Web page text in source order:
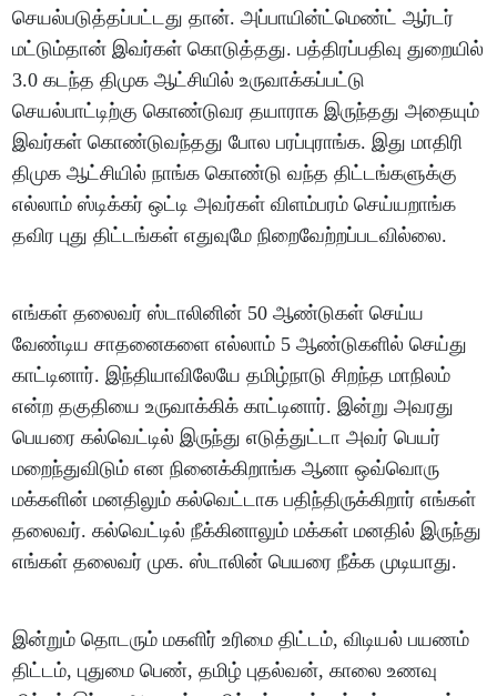
செயல்படுத்தப்பட்டது தான். அப்பாயின்ட்மெண்ட் ஆர்டர்
மட்டும்தான் இவர்கள் கொடுத்தது. பத்திரப்பதிவு துறையில்
3.0 கடந்த திமுக ஆட்சியில் உருவாக்கப்பட்டு
செயல்பாட்டிற்கு கொண்டுவர தயாராக இருந்தது அதையும்
இவர்கள் கொண்டுவந்தது போல பரப்புராங்க. இது மாதிரி
திமுக ஆட்சியில் நாங்க கொண்டு வந்த திட்டங்களுக்கு
எல்லாம் ஸ்டிக்கர் ஒட்டி அவர்கள் விளம்பரம் செய்யறாங்க
தவிர புது திட்டங்கள் எதுவுமே நிறைவேற்றப்படவில்லை.
எங்கள் தலைவர் ஸ்டாலினின் 50 ஆண்டுகள் செய்ய
வேண்டிய சாதனைகளை எல்லாம் 5 ஆண்டுகளில் செய்து
காட்டினார். இந்தியாவிலேயே தமிழ்நாடு சிறந்த மாநிலம்
என்ற தகுதியை உருவாக்கிக் காட்டினார். இன்று அவரது
பெயரை கல்வெட்டில் இருந்து எடுத்துட்டா அவர் பெயர்
மறைந்துவிடும் என நினைக்கிறாங்க ஆனா ஒவ்வொரு
மக்களின் மனதிலும் கல்வெட்டாக பதிந்திருக்கிறார் எங்கள்
தலைவர். கல்வெட்டில் நீக்கினாலும் மக்கள் மனதில் இருந்து
எங்கள் தலைவர் முக. ஸ்டாலின் பெயரை நீக்க முடியாது.
இன்றும் தொடரும் மகளிர் உரிமை திட்டம், விடியல் பயணம்
திட்டம், புதுமை பெண், தமிழ் புதல்வன், காலை உணவு